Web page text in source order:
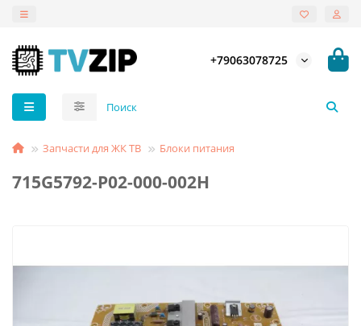
+79063078725
Запчасти для ЖК ТВ Блоки питания
715G5792-P02-000-002H